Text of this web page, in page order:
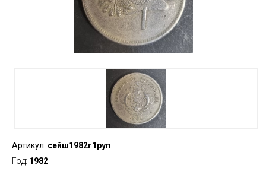
Артикул: сейш1982г1руп
Год: 1982